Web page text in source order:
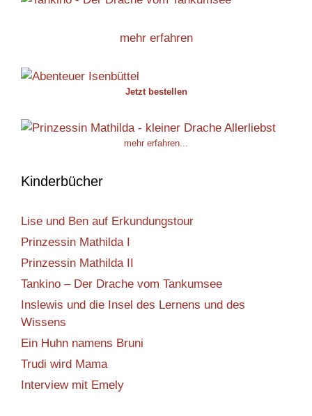
mehr erfahren
Jetzt bestellen
mehr erfahren...
Kinderbücher
Lise und Ben auf Erkundungstour
Prinzessin Mathilda I
Prinzessin Mathilda II
Tankino – Der Drache vom Tankumsee
Inslewis und die Insel des Lernens und des
Wissens
Ein Huhn namens Bruni
Trudi wird Mama
Interview mit Emely